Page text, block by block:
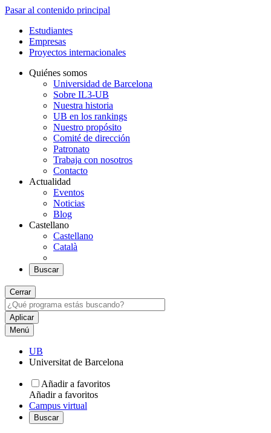
Pasar al contenido principal
Estudiantes
Empresas
Proyectos internacionales
Quiénes somos
Universidad de Barcelona
Sobre IL3-UB
Nuestra historia
UB en los rankings
Nuestro propósito
Comité de dirección
Patronato
Trabaja con nosotros
Contacto
Actualidad
Eventos
Noticias
Blog
Castellano
Castellano
Català
Buscar
Cerrar
Menú
UB
Universitat de Barcelona
Añadir a favoritos
Añadir a favoritos
Campus virtual
Buscar